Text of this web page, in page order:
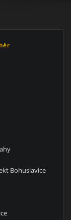
Bohuslavice